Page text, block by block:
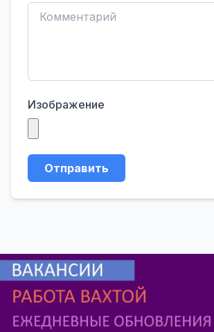
Изображение
Отправить